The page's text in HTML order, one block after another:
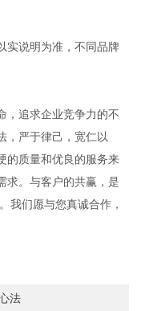
说明为准，不同品牌
追求企业竞争力的不
，严于律己，宽仁以
的质量和优良的服务来
求。与客户的共赢，是
我们愿与您真诚合作，
法